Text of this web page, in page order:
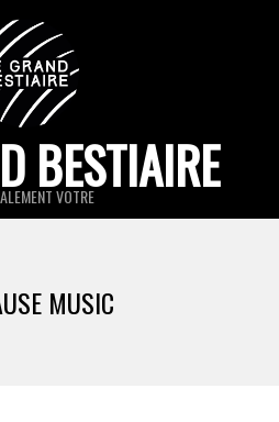
BESTIAIRE
VOTRE
MUSIC